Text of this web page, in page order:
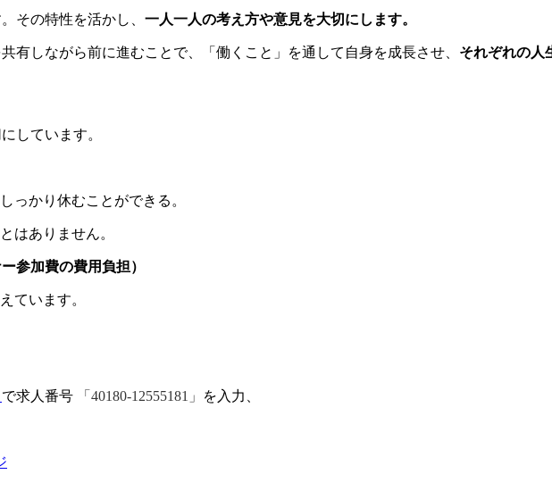
その特性を活かし、 一人一人の考え方や意見を大切にします。
有しながら前に進むことで、「働くこと」を通して自身を成長させ、 それぞれの人
しています。
っかり休むことができる。
はありません。
参加費の費用負担）
ています。
で求人番号 「40180-12555181」 を入力、